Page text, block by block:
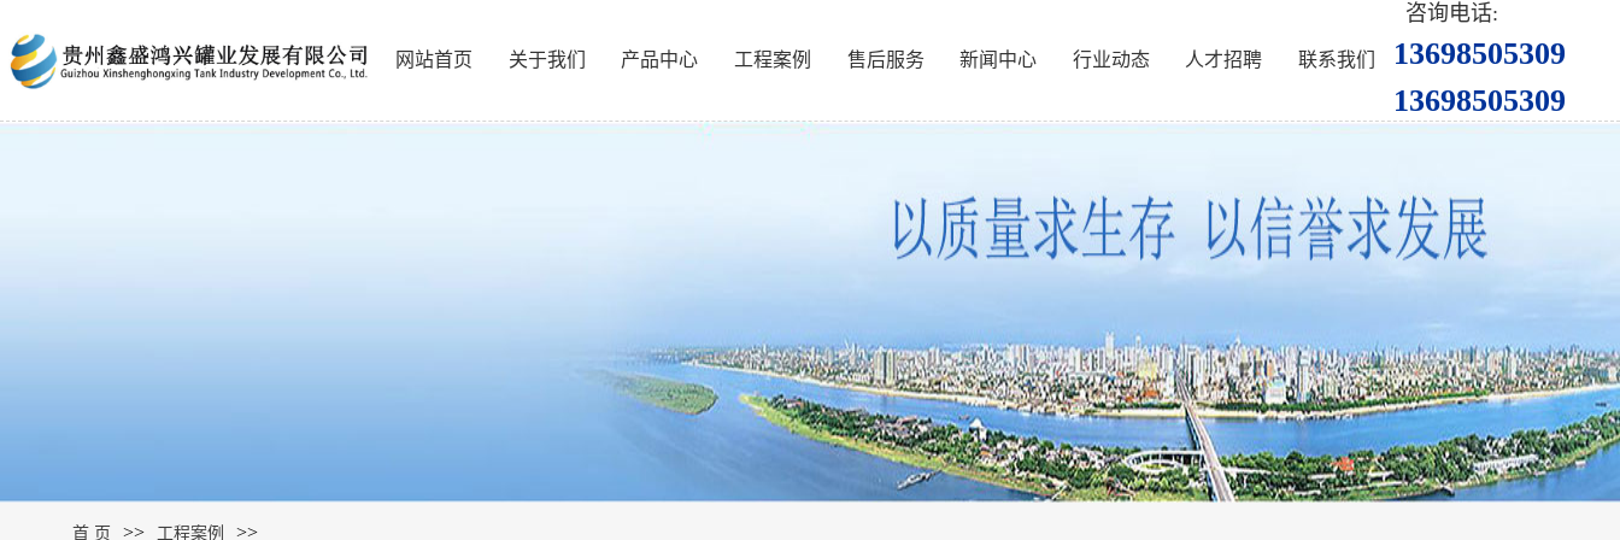
网站首页 关于我们 产品中心 工程案例 售后服务 新闻中心 行业动态 人才招聘 联系我们
咨询电话:
13698505309
13698505309
首 页 >> 工程案例 >>